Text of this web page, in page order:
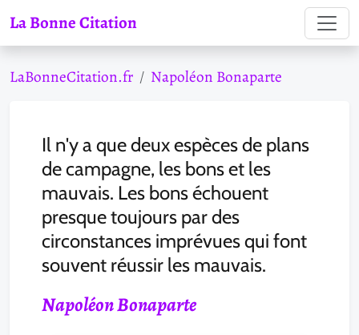
La Bonne Citation
LaBonneCitation.fr Napoléon Bonaparte
Il n'y a que deux espèces de plans
de campagne, les bons et les
mauvais. Les bons échouent
presque toujours par des
circonstances imprévues qui font
souvent réussir les mauvais.
Napoléon Bonaparte